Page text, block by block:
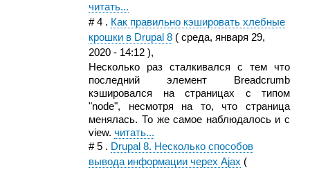
читать...
#4 . Как правильно кэшировать хлебные
крошки в Drupal 8 ( среда, января 29,
2020 - 14:12 ),
Несколько раз сталкивался с тем что
последний элемент Breadcrumb
кэшировался на страницах с типом
"node", несмотря на то, что страница
менялась. То же самое наблюдалось и с
view.читать...
#5 . Drupal 8. Несколько способов
вывода информации черех Ajax (